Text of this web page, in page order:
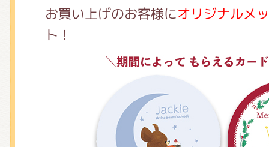
お買い上げのお客様にオリジナルメ
ト！